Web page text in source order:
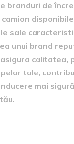
branduri de
sale
unui brand
calitatea,
tale,
mai